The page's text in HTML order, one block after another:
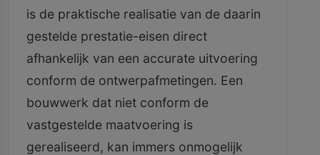
is de praktische realisatie van de daarin
gestelde prestatie-eisen direct
afhankelijk van een accurate uitvoering
conform de ontwerpafmetingen. Een
bouwwerk dat niet conform de
vastgestelde maatvoering is
gerealiseerd, kan immers onmogelijk